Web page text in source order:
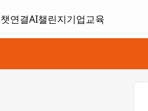
연결
에서 열림AI챌린지
새 탭에서 열림
기업교육
새 탭에서 열림